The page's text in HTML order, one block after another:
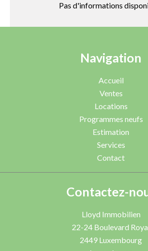
Pas d'informations
Navigation
Accueil
Ventes
Locations
Programmes neufs
Estimation
Services
Contact
Contactez-
Lloyd Immobilien
22-24 Boulevard
2449 Luxembourg